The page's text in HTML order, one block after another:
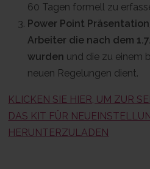
60 Tagen formell zu
Power Point Präsentation
Arbeiter die nach dem
wurden und die zu einem
neuen Regelungen dient.
KLICKEN SIE HIER, UM ZUR
DAS KIT FÜR
HERUNTERZULADEN